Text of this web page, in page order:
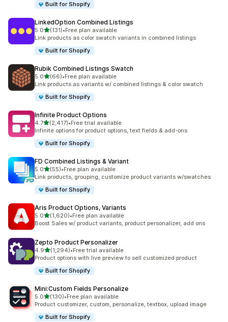
Built for Shopify
LinkedOption Combined Listings
5.0เต็ม 5 ดาว
(131)
ทั้งหมด 131 รีวิว
•Free plan available
Link products as color swatch variants in combined listings
Built for Shopify
Rubik Combined Listings Swatch
5.0เต็ม 5 ดาว
(66)
ทั้งหมด 66 รีวิว
•Free plan available
Link products as variants w/ combined listings & color swatch
Built for Shopify
Infinite Product Options
4.7เต็ม 5 ดาว
(2,417)
ทั้งหมด 2417 รีวิว
•Free trial available
Infinite options for product options, text fields & add-ons
Built for Shopify
FD Combined Listings & Variant
5.0เต็ม 5 ดาว
(55)
ทั้งหมด 55 รีวิว
•Free plan available
Link products, grouping, customize product variants w/swatches
Built for Shopify
Aris Product Options, Variants
5.0เต็ม 5 ดาว
(1,620)
ทั้งหมด 1620 รีวิว
•Free plan available
Boost Sales w/ product variants, product personalizer, add ons
Zepto Product Personalizer
4.9เต็ม 5 ดาว
(1,294)
ทั้งหมด 1294 รีวิว
•Free trial available
Product options with live preview to sell customized product
Built for Shopify
Mini:Custom Fields Personalize
5.0เต็ม 5 ดาว
(130)
ทั้งหมด 130 รีวิว
•Free plan available
Product customizer, custom, personalize, textbox, upload image
Built for Shopify